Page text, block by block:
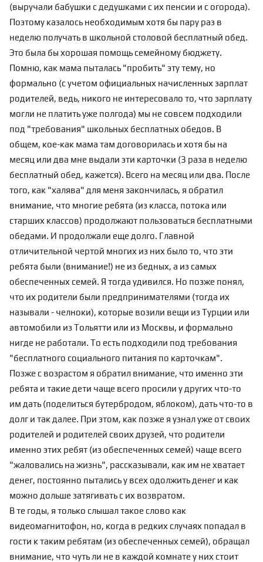
(выручали бабушки с дедушками с их пенсии и с огорода).
Поэтому казалось необходимым хотя бы пару раз в
неделю получать в школьной столовой бесплатный обед.
Это была бы хорошая помощь семейному бюджету.
Помню, как мама пыталась "пробить" эту тему, но
формально (с учетом официальных начисленных зарплат
родителей, ведь, никого не интересовало то, что зарплату
могли не платить уже полгода) мы не совсем подходили
под "требования" школьных бесплатных обедов. В
общем, кое-как мама там договорилась и хотя бы на
месяц или два мне выдали эти карточки (3 раза в неделю
бесплатный обед, кажется). Всего на месяц или два. После
того, как "халява" для меня закончилась, я обратил
внимание, что многие ребята (из класса, потока или
старших классов) продолжают пользоваться бесплатными
обедами. И продолжали еще долго. Главной
отличительной чертой многих из них было то, что эти
ребята были (внимание!) не из бедных, а из самых
обеспеченных семей. Я тогда удивился. Но позже понял,
что их родители были предпринимателями (тогда их
называли - челноки), которые возили вещи из Турции или
автомобили из Тольятти или из Москвы, и формально
нигде не работали. То есть подходили под требования
"бесплатного социального питания по карточкам".
Позже с возрастом я обратил внимание, что именно эти
ребята и такие дети чаще всего просили у других что-то
им дать (поделиться бутербродом, яблоком), дать что-то в
долг и так далее. При этом, как позже я узнал уже от своих
родителей и родителей своих друзей, что родители
именно этих ребят (из обеспеченных семей) чаще всего
"жаловались на жизнь", рассказывали, как им не хватает
денег, постоянно пытались у всех одолжить денег и как
можно дольше затягивать с их возвратом.
В те годы, я только слышал такое слово как
видеомагнитофон, но, когда в редких случаях попадал в
гости к таким ребятам (из обеспеченных семей), обращал
внимание, что чуть ли не в каждой комнате у них стоит